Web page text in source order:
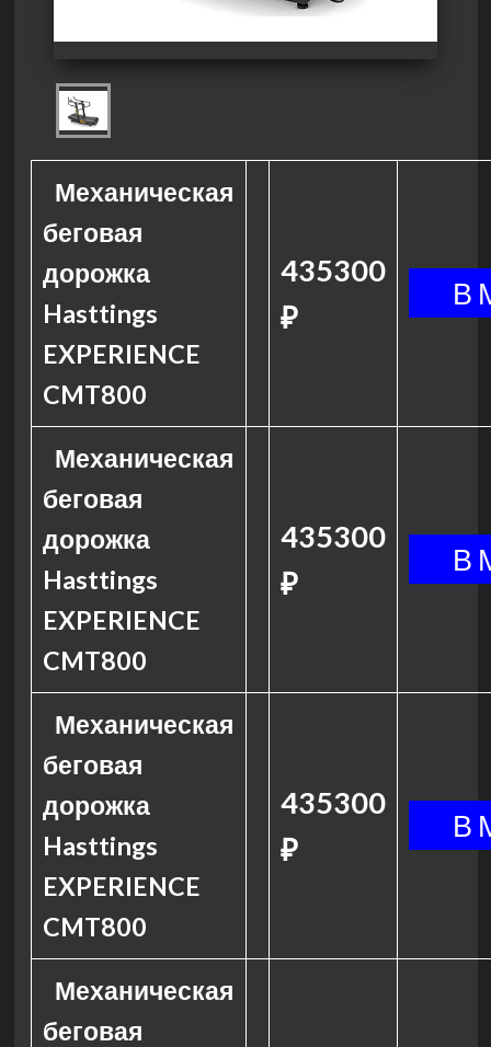
Механическая
беговая
дорожка
Hasttings
EXPERIENCE
CMT800
435300
₽
Механическая
беговая
дорожка
Hasttings
EXPERIENCE
CMT800
435300
₽
Механическая
беговая
дорожка
Hasttings
EXPERIENCE
CMT800
435300
₽
Механическая
беговая